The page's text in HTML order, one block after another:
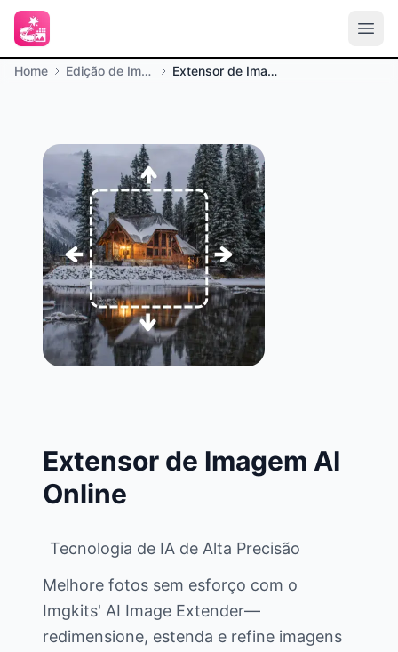
Home Edição de Imagem Extensor de Imagem AI Online
Extensor de Imagem AI
Online
Tecnologia de IA de Alta Precisão
Melhore fotos sem esforço com o
Imgkits' AI Image Extender—
redimensione, estenda e refine imagens